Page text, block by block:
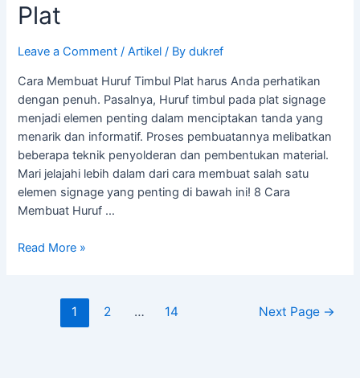
Plat
Leave a Comment /Artikel / Bydukref
Cara Membuat Huruf Timbul Plat harus Anda perhatikan
dengan penuh. Pasalnya, Huruf timbul pada plat signage
menjadi elemen penting dalam menciptakan tanda yang
menarik dan informatif. Proses pembuatannya melibatkan
beberapa teknik penyolderan dan pembentukan material.
Mari jelajahi lebih dalam dari cara membuat salah satu
elemen signage yang penting di bawah ini! 8 Cara
Membuat Huruf …
Read More »
1 2 … 14 Next Page →